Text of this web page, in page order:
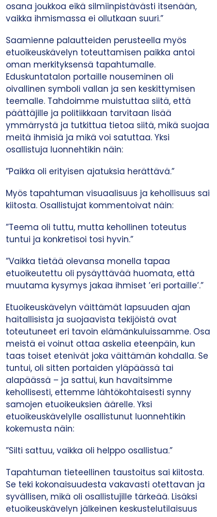
osana joukkoa eikä silmiinpistävästi itsenään,
vaikka ihmismassa ei ollutkaan suuri.”
Saamienne palautteiden perusteella myös
etuoikeuskävelyn toteuttamisen paikka antoi
oman merkityksensä tapahtumalle.
Eduskuntatalon portaille nouseminen oli
oivallinen symboli vallan ja sen keskittymisen
teemalle. Tahdoimme muistuttaa siitä, että
päättäjille ja politiikkaan tarvitaan lisää
ymmärrystä ja tutkittua tietoa siitä, mikä suojaa
meitä ihmisiä ja mikä voi satuttaa. Yksi
osallistuja luonnehtikin näin:
”Paikka oli erityisen ajatuksia herättävä.”
Myös tapahtuman visuaalisuus ja kehollisuus sai
kiitosta. Osallistujat kommentoivat näin:
”Teema oli tuttu, mutta kehollinen toteutus
tuntui ja konkretisoi tosi hyvin.”
”Vaikka tietää olevansa monella tapaa
etuoikeutettu oli pysäyttävää huomata, että
muutama kysymys jakaa ihmiset ’eri portaille’.”
Etuoikeuskävelyn väittämät lapsuuden ajan
haitallisista ja suojaavista tekijöistä ovat
toteutuneet eri tavoin elämänkuluissamme. Osa
meistä ei voinut ottaa askelia eteenpäin, kun
taas toiset etenivät joka väittämän kohdalla. Se
tuntui, oli sitten portaiden yläpäässä tai
alapäässä – ja sattui, kun havaitsimme
kehollisesti, ettemme lähtökohtaisesti synny
samojen etuoikeuksien äärelle. Yksi
etuoikeuskävelylle osallistunut luonnehtikin
kokemusta näin:
”Silti sattuu, vaikka oli helppo osallistua.”
Tapahtuman tieteellinen taustoitus sai kiitosta.
Se teki kokonaisuudesta vakavasti otettavan ja
syvällisen, mikä oli osallistujille tärkeää. Lisäksi
etuoikeuskävelyn jälkeinen keskustelutilaisuus